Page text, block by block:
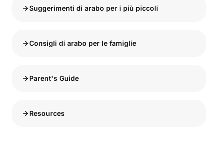
Suggerimenti di arabo per i più piccoli
Consigli di arabo per le famiglie
Parent's Guide
Resources